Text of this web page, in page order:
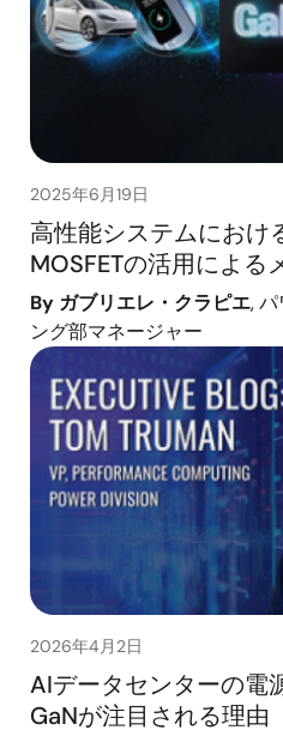
2025年6月19日
高性能システムにおけ
MOSFETの活用による
By ガブリエレ・クラピエ,
ング部マネージャー
2026年4月2日
AIデータセンターの電
GaNが注目される理由